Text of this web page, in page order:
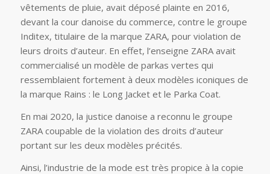
vêtements de pluie, avait déposé plainte en 2016,
devant la cour danoise du commerce, contre le groupe
Inditex, titulaire de la marque ZARA, pour violation de
leurs droits d’auteur. En effet, l’enseigne ZARA avait
commercialisé un modèle de parkas vertes qui
ressemblaient fortement à deux modèles iconiques de
la marque Rains : le Long Jacket et le Parka Coat.
En mai 2020, la justice danoise a reconnu le groupe
ZARA coupable de la violation des droits d’auteur
portant sur les deux modèles précités.
Ainsi, l’industrie de la mode est très propice à la copie